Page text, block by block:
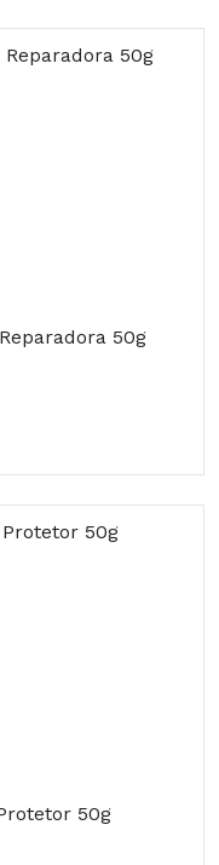
50g
50g